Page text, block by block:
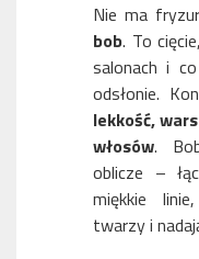
Nie ma
bob. To
salonach i
odsłonie.
lekkość,
włosów.
oblicze –
miękkie
twarzy i